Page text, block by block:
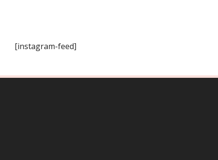
[instagram-feed]